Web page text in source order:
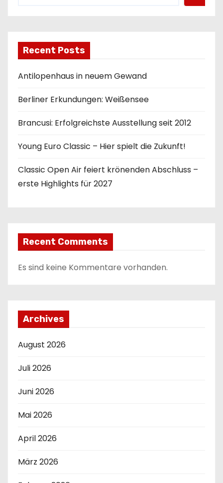
u
m
m
e
r
i
e
r
n
g
d
r
i
t
r
ä
g
Recent Posts
Antilopenhaus in neuem Gewand
Berliner Erkundungen: Weißensee
Brancusi: Erfolgreichste Ausstellung seit 2012
Young Euro Classic – Hier spielt die Zukunft!
Classic Open Air feiert krönenden Abschluss –
erste Highlights für 2027
Recent Comments
Es sind keine Kommentare vorhanden.
Archives
August 2026
Juli 2026
Juni 2026
Mai 2026
April 2026
März 2026